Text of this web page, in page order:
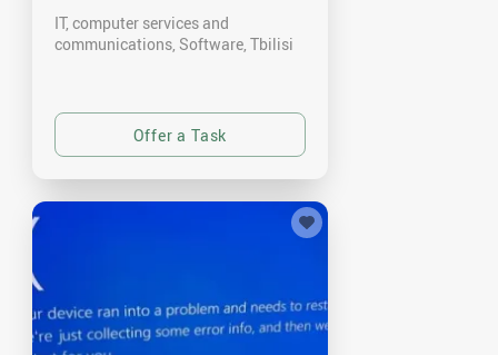
IT, computer services and
communications, Software Tbilisi